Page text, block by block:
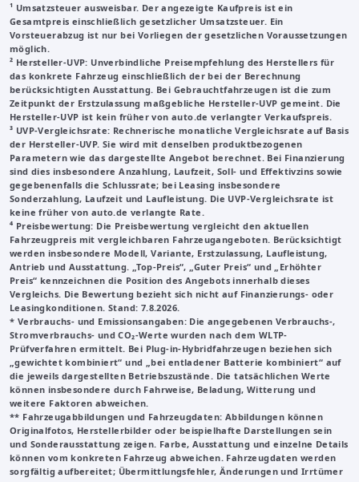
¹ Umsatzsteuer ausweisbar. Der angezeigte Kaufpreis ist ein
Gesamtpreis einschließlich gesetzlicher Umsatzsteuer. Ein
Vorsteuerabzug ist nur bei Vorliegen der gesetzlichen Voraussetzungen
möglich.
² Hersteller-UVP: Unverbindliche Preisempfehlung des Herstellers für
das konkrete Fahrzeug einschließlich der bei der Berechnung
berücksichtigten Ausstattung. Bei Gebrauchtfahrzeugen ist die zum
Zeitpunkt der Erstzulassung maßgebliche Hersteller-UVP gemeint. Die
Hersteller-UVP ist kein früher von auto.de verlangter Verkaufspreis.
³ UVP-Vergleichsrate: Rechnerische monatliche Vergleichsrate auf Basis
der Hersteller-UVP. Sie wird mit denselben produktbezogenen
Parametern wie das dargestellte Angebot berechnet. Bei Finanzierung
sind dies insbesondere Anzahlung, Laufzeit, Soll- und Effektivzins sowie
gegebenenfalls die Schlussrate; bei Leasing insbesondere
Sonderzahlung, Laufzeit und Laufleistung. Die UVP-Vergleichsrate ist
keine früher von auto.de verlangte Rate.
⁴ Preisbewertung: Die Preisbewertung vergleicht den aktuellen
Fahrzeugpreis mit vergleichbaren Fahrzeugangeboten. Berücksichtigt
werden insbesondere Modell, Variante, Erstzulassung, Laufleistung,
Antrieb und Ausstattung. „Top-Preis“, „Guter Preis“ und „Erhöhter
Preis“ kennzeichnen die Position des Angebots innerhalb dieses
Vergleichs. Die Bewertung bezieht sich nicht auf Finanzierungs- oder
Leasingkonditionen. Stand: 7.8.2026.
* Verbrauchs- und Emissionsangaben: Die angegebenen Verbrauchs-,
Stromverbrauchs- und CO₂-Werte wurden nach dem WLTP-
Prüfverfahren ermittelt. Bei Plug-in-Hybridfahrzeugen beziehen sich
„gewichtet kombiniert“ und „bei entladener Batterie kombiniert“ auf
die jeweils dargestellten Betriebszustände. Die tatsächlichen Werte
können insbesondere durch Fahrweise, Beladung, Witterung und
weitere Faktoren abweichen.
** Fahrzeugabbildungen und Fahrzeugdaten: Abbildungen können
Originalfotos, Herstellerbilder oder beispielhafte Darstellungen sein
und Sonderausstattung zeigen. Farbe, Ausstattung und einzelne Details
können vom konkreten Fahrzeug abweichen. Fahrzeugdaten werden
sorgfältig aufbereitet; Übermittlungsfehler, Änderungen und Irrtümer